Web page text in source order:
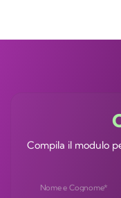
Compila il modulo